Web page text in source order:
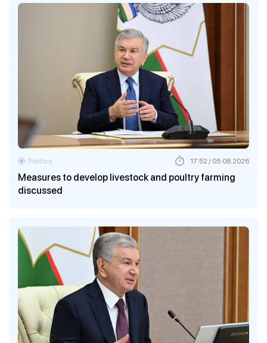
Measures to develop livestock and poultry farming
discussed
Politics 17:52 / 05.08.2026